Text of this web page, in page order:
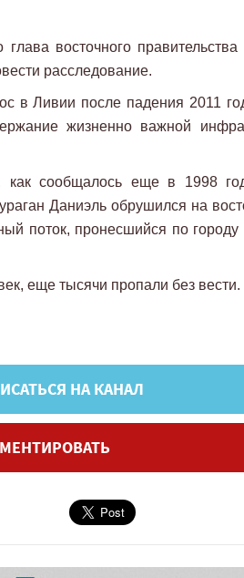
глава восточного
расследование.
в Ливии после падения 2011
жизненно важной
сообщалось еще в 1998
Даниэль обрушился на
поток, пронесшийся по городу
еще тысячи пропали без вести.
НА КАНАЛ